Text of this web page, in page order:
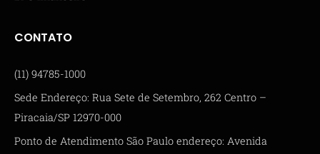
CONTATO
(11) 94785-1000
Sede Endereço: Rua Sete de Setembro, 262 Centro –
Piracaia/SP 12970-000
Ponto de Atendimento São Paulo endereço: Avenida